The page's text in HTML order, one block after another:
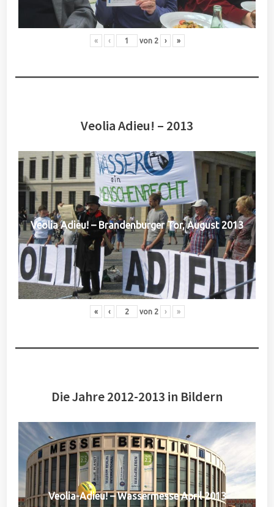
« ‹ von 2 › »
Veolia Adieu! – 2013
Veolia Adieu! – Brandenburger Tor, August 2013
« ‹ von 2 › »
Die Jahre 2012-2013 in Bildern
Veolia-Adieu! – Wassermesse April 2013